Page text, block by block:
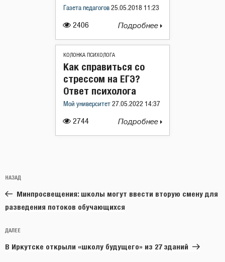
2406
Газета педагогов 25.05.2018 11:23
Подробнее
КОЛОНКА ПСИХОЛОГА
2744
Как справиться со
стрессом на ЕГЭ?
Ответ психолога
Мой университет 27.05.2022 14:37
Подробнее
по
записям
Предыдущая
запись:
НАЗАД
Минпросвещения: школы могут ввести вторую смену для
разведения потоков обучающихся
Следующая
запись
ДАЛЕЕ
В Иркутске открыли «школу будущего» из 27 зданий